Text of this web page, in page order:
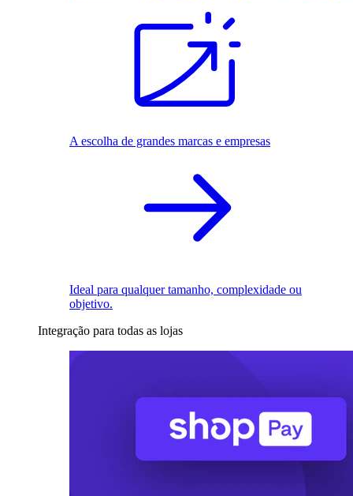
A escolha de grandes marcas e empresas
Ideal para qualquer tamanho, complexidade ou
objetivo.
Integração para todas as lojas